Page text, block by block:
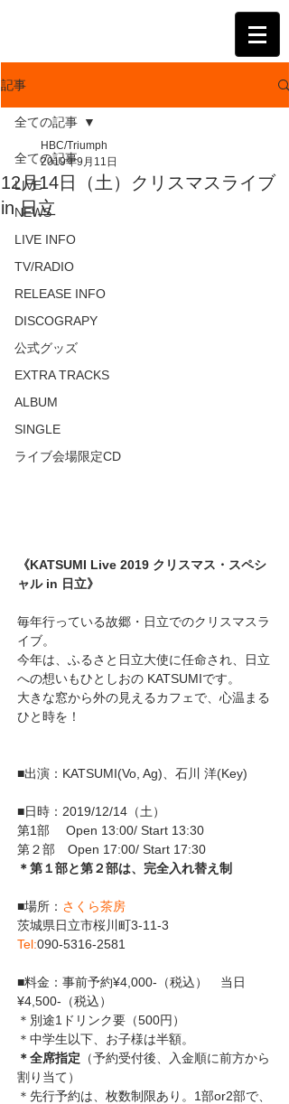
記事
全ての記事
LIVE
NEWS
LIVE INFO
TV/RADIO
RELEASE INFO
DISCOGRAPY
公式グッズ
EXTRA TRACKS
ALBUM
SINGLE
ライブ会場限定CD
全ての記事
12月14日（土）クリスマスライブ
in 日立
HBC/Triumph
2019年9月11日
《KATSUMI Live 2019 クリスマス・スペシ
ャル in 日立》
毎年行っている故郷・日立でのクリスマスラ
イブ。
今年は、ふるさと日立大使に任命され、日立
への想いもひとしおの KATSUMIです。
大きな窓から外の見えるカフェで、心温まる
ひと時を！
■出演：KATSUMI(Vo, Ag)、石川 洋(Key)
■日時：2019/12/14（土）
第1部　 Open 13:00/ Start 13:30
第２部　Open 17:00/ Start 17:30
＊第１部と第２部は、完全入れ替え制
■場所： さくら茶房
茨城県日立市桜川町3-11-3
Tel:090-5316-2581
■料金：事前予約¥4,000‐（税込）　当日
¥4,500‐（税込）
＊別途1ドリンク要（500円）
＊中学生以下、お子様は半額。
＊全席指定 （予約受付後、入金順に前方から
割り当て）
＊先行予約は、枚数制限あり。1部or2部で、